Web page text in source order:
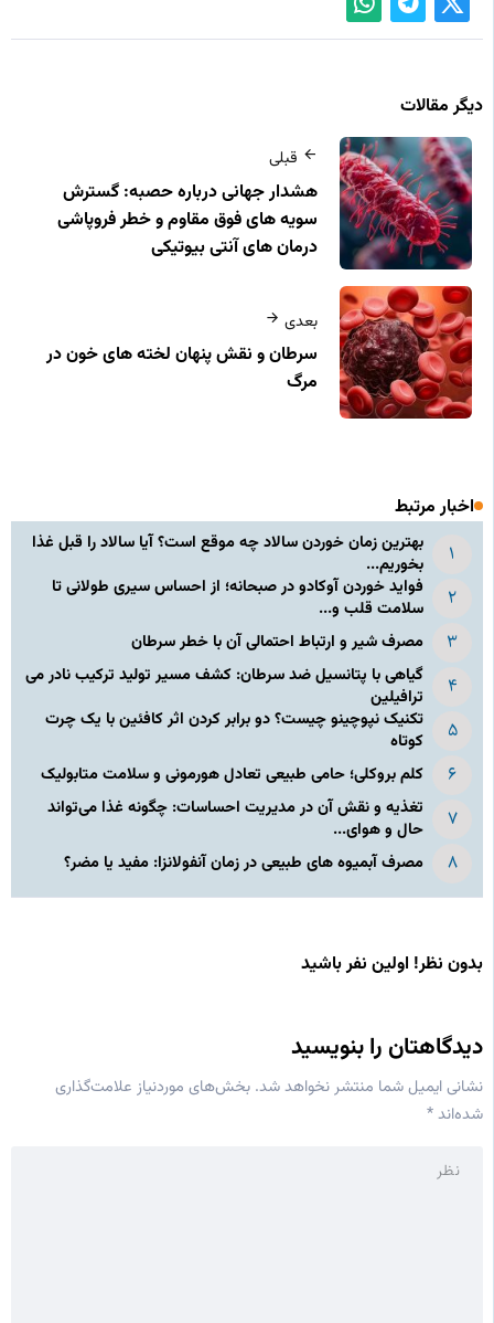
دیگر مقالات
قبلی
هشدار جهانی درباره حصبه: گسترش
سویه های فوق مقاوم و خطر فروپاشی
درمان های آنتی بیوتیکی
بعدی
سرطان و نقش پنهان لخته‌ های خون در
مرگ
اخبار مرتبط
بهترین زمان خوردن سالاد چه موقع است؟ آیا سالاد را قبل غذا
بخوریم...
فواید خوردن آوکادو در صبحانه؛ از احساس سیری طولانی تا
سلامت قلب و...
مصرف شیر و ارتباط احتمالی آن با خطر سرطان
گیاهی با پتانسیل ضد سرطان: کشف مسیر تولید ترکیب نادر می‌
ترافیلین
تکنیک نپوچینو چیست؟ دو برابر کردن اثر کافئین با یک چرت
کوتاه
کلم بروکلی؛ حامی طبیعی تعادل هورمونی و سلامت متابولیک
تغذیه و نقش آن در مدیریت احساسات: چگونه غذا می‌تواند
حال و هوای...
مصرف آبمیوه های طبیعی در زمان آنفولانزا: مفید یا مضر؟
بدون نظر! اولین نفر باشید
دیدگاهتان را بنویسید
نشانی ایمیل شما منتشر نخواهد شد. بخش‌های موردنیاز علامت‌گذاری
شده‌اند*